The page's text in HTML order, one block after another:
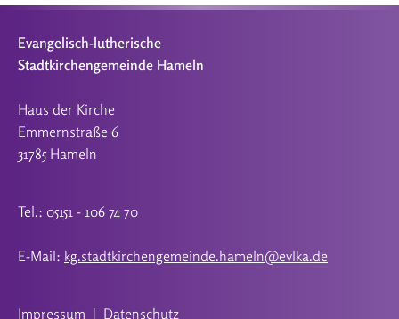
Evangelisch-lutherische
Stadtkirchengemeinde Hameln
Haus der Kirche
Emmernstraße 6
31785 Hameln
Tel.: 05151 - 106 74 70
E-Mail: kg.stadtkirchengemeinde.hameln@evlka.de
Impressum | Datenschutz